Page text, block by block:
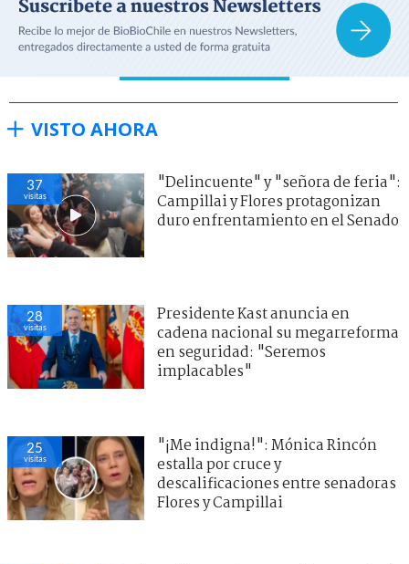
VISTO AHORA
37
visitas
"Delincuente" y "señora de feria":
Campillai y Flores protagonizan
duro enfrentamiento en el Senado
28
visitas
Presidente Kast anuncia en
cadena nacional su megarreforma
en seguridad: "Seremos
implacables"
25
visitas
"¡Me indigna!": Mónica Rincón
estalla por cruce y
descalificaciones entre senadoras
Flores y Campillai